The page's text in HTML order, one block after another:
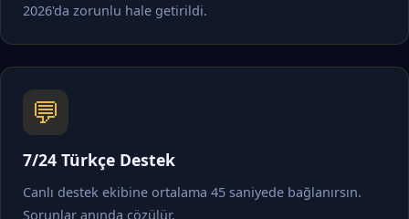
2026'da zorunlu hale getirildi.
💬
7/24 Türkçe Destek
Canlı destek ekibine ortalama 45 saniyede bağlanırsın.
Sorunlar anında çözülür.